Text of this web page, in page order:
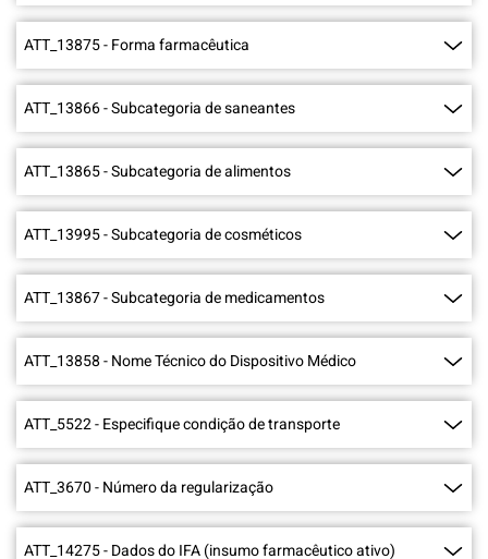
ATT_13875- Forma farmacêutica
ATT_13866-Subcategoria de saneantes
ATT_13865-Subcategoria de alimentos
ATT_13995-Subcategoria de cosméticos
ATT_13867-Subcategoria de medicamentos
ATT_13858 - Nome Técnico do Dispositivo Médico
ATT_5522- Especifique condição de transporte
ATT_3670 - Número da regularização
ATT_14275- Dados do IFA (insumo farmacêutico ativo)